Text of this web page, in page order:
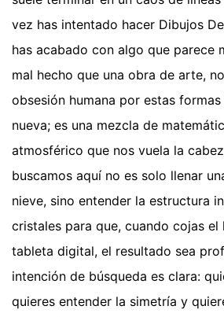
vez has intentado hacer Dibujos
has acabado con algo que parece
mal hecho que una obra de arte,
obsesión humana por estas
nueva; es una mezcla de
atmosférico que nos vuela la
buscamos aquí no es solo llenar
nieve, sino entender la estructura
cristales para que, cuando cojas el
tableta digital, el resultado sea
intención de búsqueda es clara:
quieres entender la simetría y